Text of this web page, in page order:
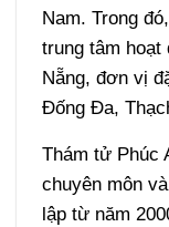
Nam. Trong
trung tâm hoạt
Nẵng, đơn vị
Đống Đa,
Thám tử Phúc
chuyên môn
lập từ năm